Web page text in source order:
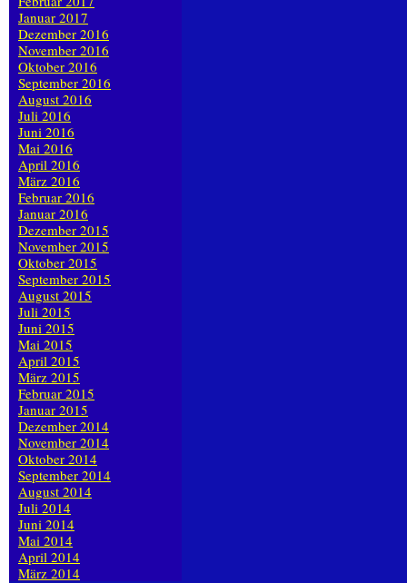
Januar 2017
Dezember 2016
November 2016
Oktober 2016
September 2016
August 2016
Juli 2016
Juni 2016
Mai 2016
April 2016
März 2016
Februar 2016
Januar 2016
Dezember 2015
November 2015
Oktober 2015
September 2015
August 2015
Juli 2015
Juni 2015
Mai 2015
April 2015
März 2015
Februar 2015
Januar 2015
Dezember 2014
November 2014
Oktober 2014
September 2014
August 2014
Juli 2014
Juni 2014
Mai 2014
April 2014
März 2014